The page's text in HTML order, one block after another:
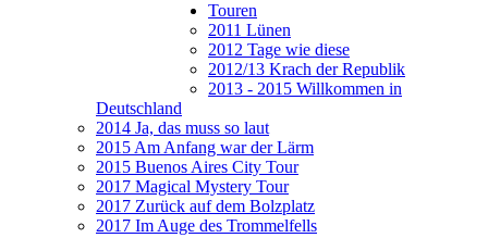
Touren
2011 Lünen
2012 Tage wie diese
2012/13 Krach der Republik
2013 - 2015 Willkommen in
Deutschland
2014 Ja, das muss so laut
2015 Am Anfang war der Lärm
2015 Buenos Aires City Tour
2017 Magical Mystery Tour
2017 Zurück auf dem Bolzplatz
2017 Im Auge des Trommelfells